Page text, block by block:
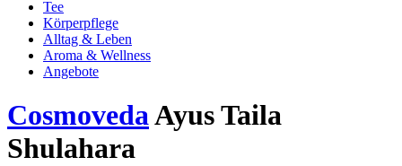
Tee
Körperpflege
Alltag & Leben
Aroma & Wellness
Angebote
CosmovedaAyus Taila
Shulahara